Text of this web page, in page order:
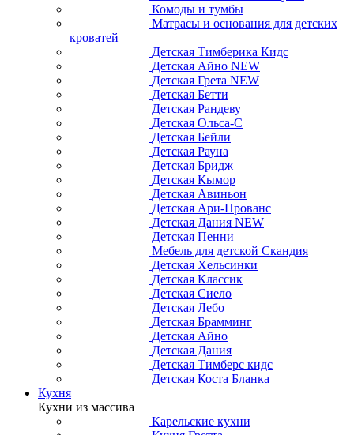
Комоды и тумбы
Матрасы и основания для детских
кроватей
Детская Тимберика Кидс
Детская Айно NEW
Детская Грета NEW
Детская Бетти
Детская Рандеву
Детская Ольса-С
Детская Бейли
Детская Рауна
Детская Бридж
Детская Кымор
Детская Авиньон
Детская Ари-Прованс
Детская Дания NEW
Детская Пенни
Мебель для детской Скандия
Детская Хельсинки
Детская Классик
Детская Сиело
Детская Лебо
Детская Брамминг
Детская Айно
Детская Дания
Детская Тимберс кидс
Детская Коста Бланка
Кухня
Кухни из массива
Карельские кухни